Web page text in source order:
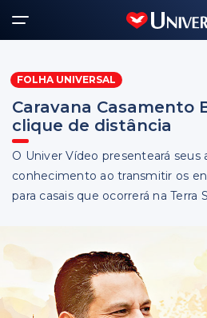
FOLHA UNIVERSAL
Caravana Casamento
clique de distância
O Univer Vídeo presenteará seus
conhecimento ao transmitir os
para casais que ocorrerá na Terra